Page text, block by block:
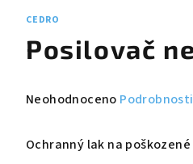
CEDRO
Posilovač
Průměrné
produktu
Neohodnoceno
Ochranný lak na